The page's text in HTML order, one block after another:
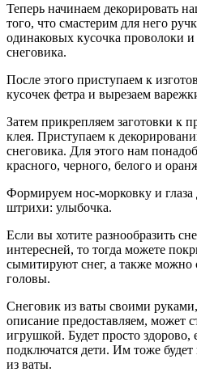
Теперь начинаем декорировать
того, что смастерим для него
одинаковых кусочка проволоки
снеговика.
После этого приступаем к
кусочек фетра и вырезаем
Затем прикрепляем заготовки к
клея. Приступаем к
снеговика. Для этого нам
красного, черного, белого и
Формируем нос-морковку и глаза
штрихи: улыбочка.
Если вы хотите разнообразить
интересней, то тогда можете
сымитируют снег, а также можно
головы.
Снеговик из ваты своими
описание предоставляем, может
игрушкой. Будет просто здорово,
подключатся дети. Им тоже
из ваты.